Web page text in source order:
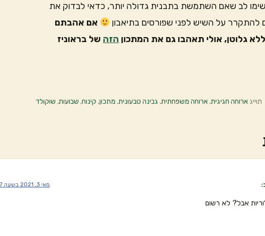
הבראוניז לתנור לאפיה של 25 דקות שימו לב שאם השתמשת בתבנית גדולה יותר, כדאי לבדוק את
אם אהבתם
גלוטן, אולי תאהבו גם את המתכון הזה של בראוניז
תוייגארוחה חגיגית,ארוחה משפחתית, גבינה טבעונית, מתכון, קינוח, שבועות, שוקולד
מאי 3, 2021 בשעה 11:57 am
אבל? לא רשום